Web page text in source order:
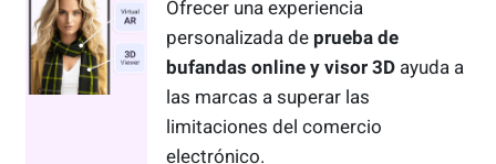
Ofrecer una experiencia
personalizada de prueba de
bufandas online y visor 3D ayuda a
las marcas a superar las
limitaciones del comercio
electrónico.